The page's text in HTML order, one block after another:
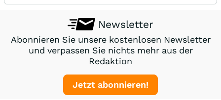
Newsletter
Abonnieren Sie unsere kostenlosen Newsletter
und verpassen Sie nichts mehr aus der
Redaktion
Jetzt abonnieren!